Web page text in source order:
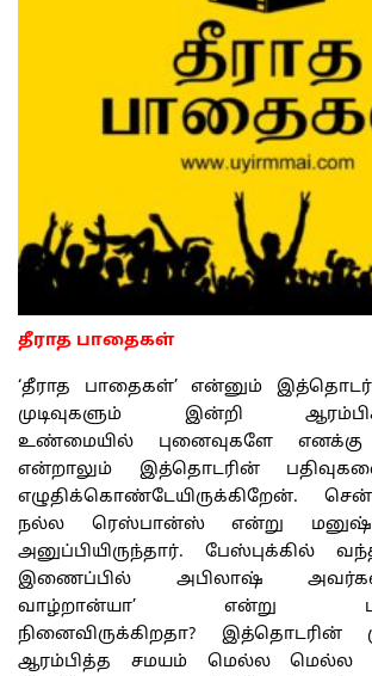
தீராத பாதைகள்
‘தீராத பாதைகள்’ என்னும்
முடிவுகளும் இன்றி
உண்மையில் புனைவுகளே எனக்கு
என்றாலும் இத்தொடரின்
எழுதிக்கொண்டேயிருக்கிறேன்.
நல்ல ரெஸ்பான்ஸ் என்று மனுஷ்
அனுப்பியிருந்தார். பேஸ்புக்கில்
இணைப்பில் அபிலாஷ்
வாழ்றான்யா’ என்று
நினைவிருக்கிறதா? இத்தொடரின்
ஆரம்பித்த சமயம் மெல்ல மெல்ல